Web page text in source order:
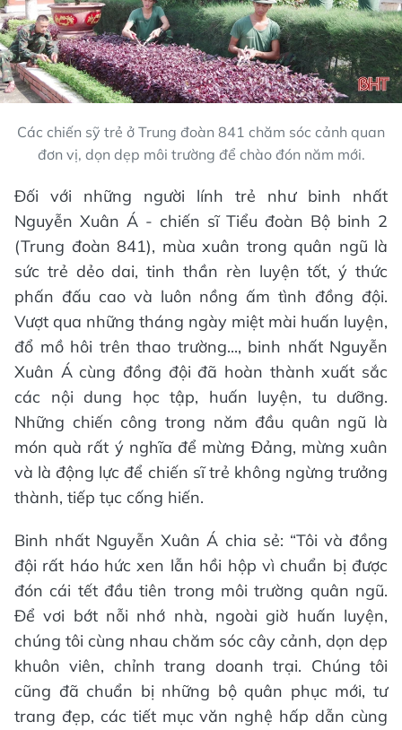
Các chiến sỹ trẻ ở Trung đoàn 841 chăm sóc cảnh quan
đơn vị, dọn dẹp môi trường để chào đón năm mới.
Đối với những người lính trẻ như binh nhất
Nguyễn Xuân Á - chiến sĩ Tiểu đoàn Bộ binh 2
(Trung đoàn 841), mùa xuân trong quân ngũ là
sức trẻ dẻo dai, tinh thần rèn luyện tốt, ý thức
phấn đấu cao và luôn nồng ấm tình đồng đội.
Vượt qua những tháng ngày miệt mài huấn luyện,
đổ mồ hôi trên thao trường..., binh nhất Nguyễn
Xuân Á cùng đồng đội đã hoàn thành xuất sắc
các nội dung học tập, huấn luyện, tu dưỡng.
Những chiến công trong năm đầu quân ngũ là
món quà rất ý nghĩa để mừng Đảng, mừng xuân
và là động lực để chiến sĩ trẻ không ngừng trưởng
thành, tiếp tục cống hiến.
Binh nhất Nguyễn Xuân Á chia sẻ: “Tôi và đồng
đội rất háo hức xen lẫn hồi hộp vì chuẩn bị được
đón cái tết đầu tiên trong môi trường quân ngũ.
Để vơi bớt nỗi nhớ nhà, ngoài giờ huấn luyện,
chúng tôi cùng nhau chăm sóc cây cảnh, dọn dẹp
khuôn viên, chỉnh trang doanh trại. Chúng tôi
cũng đã chuẩn bị những bộ quân phục mới, tư
trang đẹp, các tiết mục văn nghệ hấp dẫn cùng